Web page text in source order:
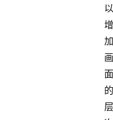
以
增
加
画
面
的
层